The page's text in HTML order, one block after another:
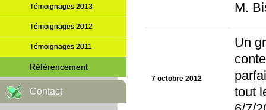
Témoignages 2013
Témoignages 2012
Témoignages 2011
Référencement
Contact
M.
7 octobre 2012
Un
tout